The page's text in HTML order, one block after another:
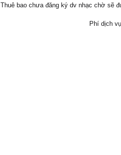
Thuê bao chưa đăng ký dv nhạc chờ sẽ
Phí dịch